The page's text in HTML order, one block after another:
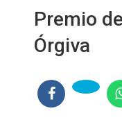
Premio
Órgiva